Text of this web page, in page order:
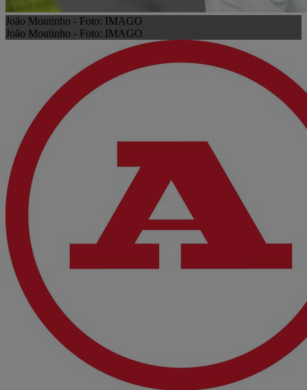
João Moutinho - Foto: IMAGO
João Moutinho - Foto: IMAGO